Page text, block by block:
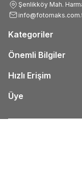
Şenlikköy Mah.
Kategoriler
Önemli Bilgiler
Hızlı Erişim
Üye